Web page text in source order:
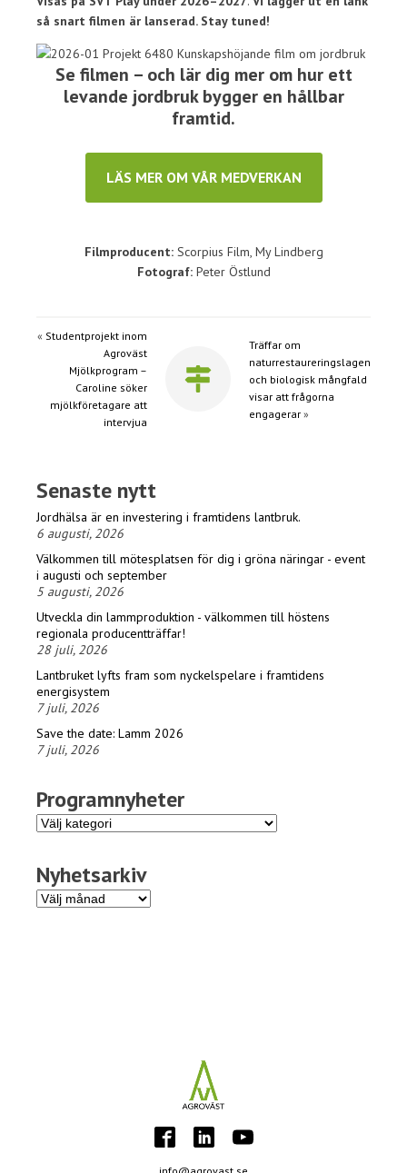
så snart filmen är lanserad. Stay tuned!
Se filmen – och lär dig mer om hur ett
levande jordbruk bygger en hållbar
framtid.
LÄS MER OM VÅR MEDVERKAN
Filmproducent: Scorpius Film, My Lindberg
Fotograf: Peter Östlund
« Studentprojekt inom
Agroväst
Mjölkprogram –
Caroline söker
mjölkföretagare att
intervjua
Träffar om
naturrestaureringslagen
och biologisk mångfald
visar att frågorna
engagerar »
Senaste nytt
Jordhälsa är en investering i framtidens lantbruk.
6 augusti, 2026
Välkommen till mötesplatsen för dig i gröna näringar - event
i augusti och september
5 augusti, 2026
Utveckla din lammproduktion - välkommen till höstens
regionala producentträffar!
28 juli, 2026
Lantbruket lyfts fram som nyckelspelare i framtidens
energisystem
7 juli, 2026
Save the date: Lamm 2026
7 juli, 2026
Programnyheter
Programnyheter
Nyhetsarkiv
Nyhetsarkiv